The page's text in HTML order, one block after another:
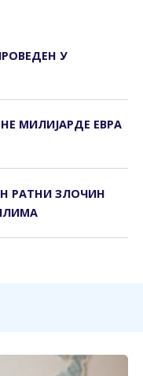
У
МИЛИЈАРДЕ ЕВРА
РАТНИ ЗЛОЧИН